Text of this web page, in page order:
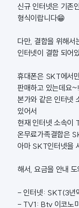
신규 인터넷은 기존
형식이랍니다😁
다만, 결합을 위해서
인터넷이 결합 되어
휴대폰은 SKT에서
판매하고 있는데요~!
본가와 같은 인터넷
있어서
현재 인터넷 소속이
온무료가족결합은
아마 SKT인터넷을
해서, 요금을 안내
- 인터넷: SKT(3년
- TV1: Btv 이코노